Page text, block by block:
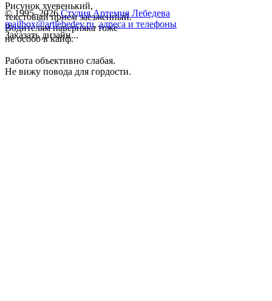
Рисунок хуевенький,
текстовый прием заезженный.
Водителям наверняка тоже
не особо в кайф.
Работа объективно слабая.
Не вижу повода для гордости.
© 1995–2026 Студия Артемия Лебедева
mailbox@artlebedev.ru, адреса и телефоны
Заказать дизайн...